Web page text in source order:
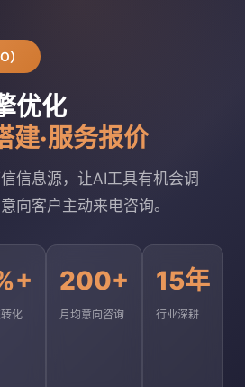
）
优化
建·服务报价
信息源，让AI工具有机会调
向客户主动来电咨询。
化
200+
月均意向咨询
15年
行业深耕